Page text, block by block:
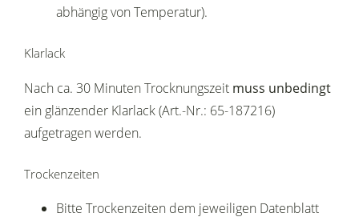
abhängig von Temperatur).
Klarlack
Nach ca. 30 Minuten Trocknungszeit muss unbedingt
ein glänzender Klarlack (Art.-Nr.: 65-187216)
aufgetragen werden.
Trockenzeiten
Bitte Trockenzeiten dem jeweiligen Datenblatt